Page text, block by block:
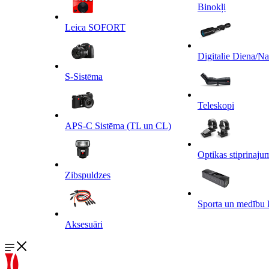
Leica SOFORT
S-Sistēma
APS-C Sistēma (TL un CL)
Zibspuldzes
Aksesuāri
Binokļi
Digitalie Diena/
Teleskopi
Optikas
Sporta un medību